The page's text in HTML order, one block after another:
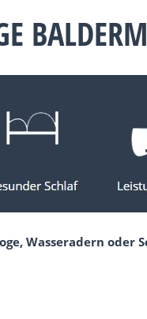
Wasseradern oder